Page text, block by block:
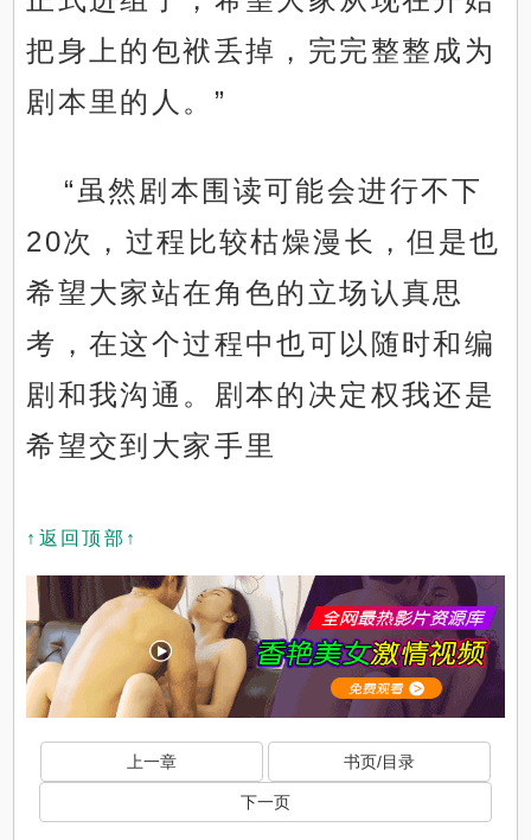
把身上的包袱丢掉，完完整整成为
剧本里的人。”
“虽然剧本围读可能会进行不下
20次，过程比较枯燥漫长，但是也
希望大家站在角色的立场认真思
考，在这个过程中也可以随时和编
剧和我沟通。剧本的决定权我还是
希望交到大家手里
↑返回顶部↑
上一章 书页/目录
下一页